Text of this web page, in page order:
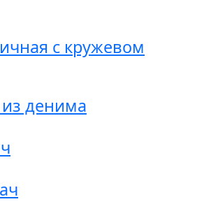
с кружевом
денима